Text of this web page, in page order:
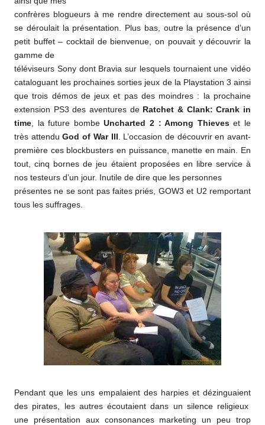
confrères blogueurs à me rendre directement au sous-sol où
se déroulait la présentation. Plus bas, outre la présence d’un
petit buffet – cocktail de bienvenue, on pouvait y découvrir la
gamme de
téléviseurs Sony dont Bravia sur lesquels tournaient une vidéo
cataloguant les prochaines sorties jeux de la Playstation 3 ainsi
que trois démos de jeux et pas des moindres : la prochaine
extension PS3 des aventures de Ratchet & Clank: Crank in
time , la future bombeUncharted 2 : Among Thieveset le
très attenduGod of War III . L’occasion de découvrir en avant-
première ces blockbusters en puissance, manette en main. En
tout, cinq bornes de jeu étaient proposées en libre service à
nos testeurs d’un jour. Inutile de dire que les personnes
présentes ne se sont pas faites priés, GOW3 et U2 remportant
tous les suffrages.
Pendant que les uns empalaient des harpies et dézinguaient
des pirates, les autres écoutaient dans un silence religieux
une présentation aux consonances marketing un peu trop